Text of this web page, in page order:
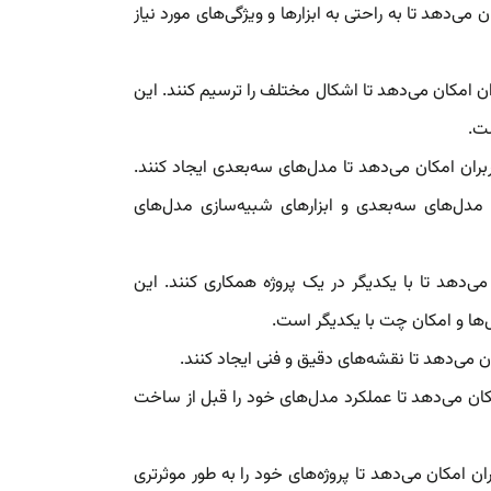
می‌دهد تا به راحتی به ابزارها و ویژگی‌های مورد نیاز
امکان می‌دهد تا اشکال مختلف را ترسیم کنند. این
امکان می‌دهد تا مدل‌های سه‌بعدی ایجاد کنند.
مدل‌های سه‌بعدی و ابزارهای شبیه‌سازی مدل‌های
تا با یکدیگر در یک پروژه همکاری کنند. این
و امکان چت با یکدیگر است.
می‌دهد تا نقشه‌های دقیق و فنی ایجاد کنند.
می‌دهد تا عملکرد مدل‌های خود را قبل از ساخت
امکان می‌دهد تا پروژه‌های خود را به طور موثرتری